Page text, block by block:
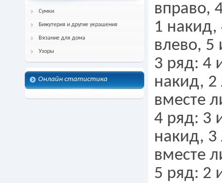
Сумки
Бижутерия и другие украшения
Вязание для дома
Узоры
Онлайн статистика
вправо,
1 накид,
влево, 5
3 ряд: 4
накид,
вместе
4 ряд: 3
накид,
вместе
5 ряд: 2